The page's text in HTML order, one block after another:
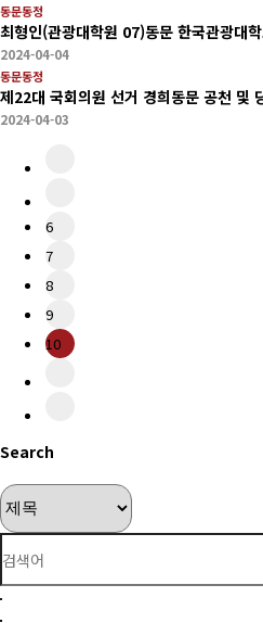
동문동정
최형인(관광대학원 07)동문 한국관광대
2024-04-04
동문동정
제22대 국회의원 선거 경희동문 공천 및
2024-04-03
6
7
8
9
10
Search